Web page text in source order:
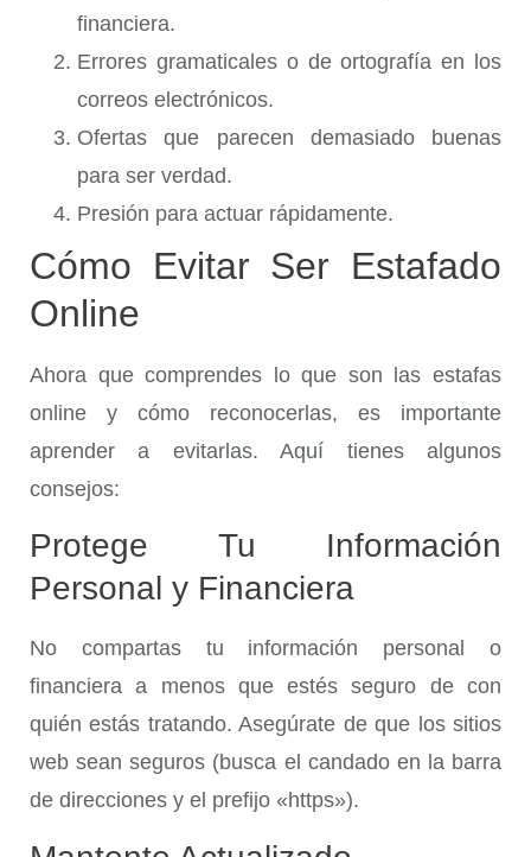
financiera.
Errores gramaticales o de ortografía en los
correos electrónicos.
Ofertas que parecen demasiado buenas
para ser verdad.
Presión para actuar rápidamente.
Cómo Evitar Ser Estafado
Online
Ahora que comprendes lo que son las estafas
online y cómo reconocerlas, es importante
aprender a evitarlas. Aquí tienes algunos
consejos:
Protege Tu Información
Personal y Financiera
No compartas tu información personal o
financiera a menos que estés seguro de con
quién estás tratando. Asegúrate de que los sitios
web sean seguros (busca el candado en la barra
de direcciones y el prefijo «https»).